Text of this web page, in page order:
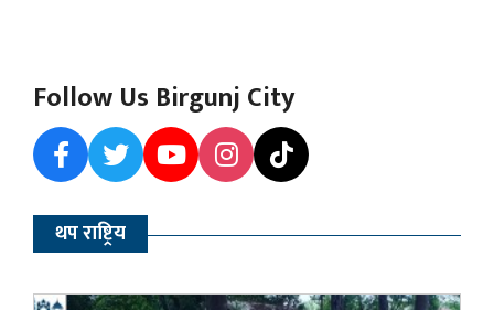
Follow Us Birgunj City
थप राष्ट्रिय